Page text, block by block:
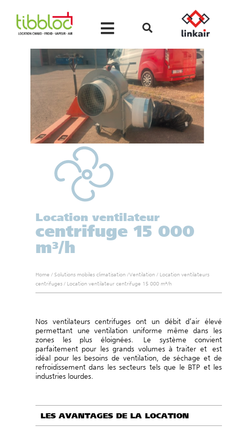
Location ventilateur
centrifuge 15 000
m³/h
Home / Solutions mobiles climatisation /Ventilation / Location ventilateurs
centrifuges / Location ventilateur centrifuge 15 000 m³/h
Nos ventilateurs centrifuges ont un débit d’air élevé
permettant une ventilation uniforme même dans les
zones les plus éloignées. Le système convient
parfaitement pour les grands volumes à traiter etest
idéal pour les besoins de ventilation, de séchage et de
refroidissement dans les secteurs tels que le BTP et les
industries lourdes.
LES AVANTAGES DE LA LOCATION